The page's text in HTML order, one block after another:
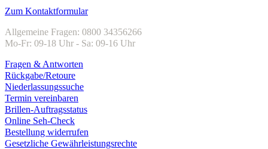
Zum Kontaktformular
Allgemeine Fragen: 0800 34356266
Mo-Fr: 09-18 Uhr - Sa: 09-16 Uhr
Fragen & Antworten
Rückgabe/Retoure
Niederlassungssuche
Termin vereinbaren
Brillen-Auftragsstatus
Online Seh-Check
Bestellung widerrufen
Gesetzliche Gewährleistungsrechte